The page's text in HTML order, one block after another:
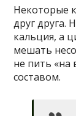
Некоторые
друг друга.
кальция, а
мешать
не пить «на
составом.